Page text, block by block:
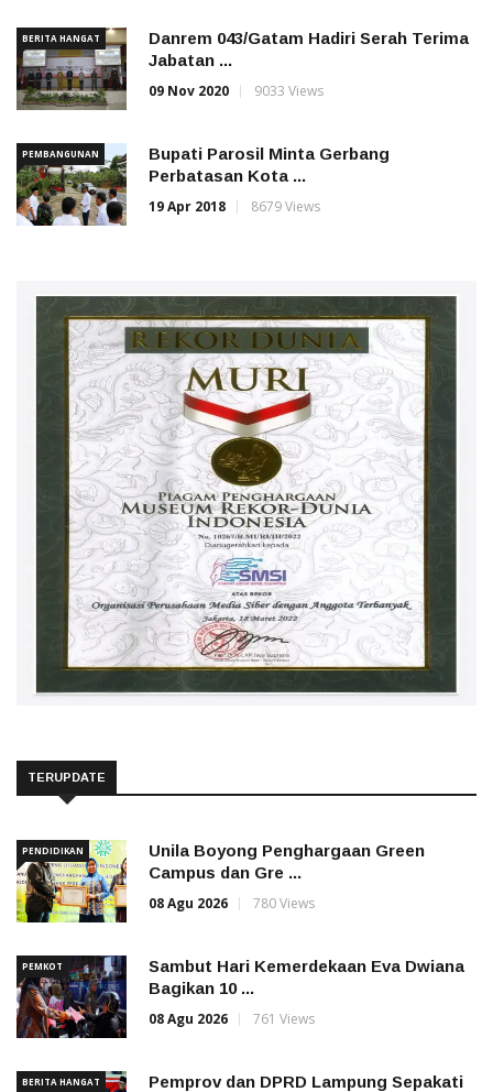
BERITA HANGAT
Danrem 043/Gatam Hadiri Serah Terima
Jabatan ...
09 Nov 2020
9033 Views
PEMBANGUNAN
Bupati Parosil Minta Gerbang
Perbatasan Kota ...
19 Apr 2018
8679 Views
TERUPDATE
PENDIDIKAN
Unila Boyong Penghargaan Green
Campus dan Gre ...
08 Agu 2026
780 Views
PEMKOT
Sambut Hari Kemerdekaan Eva Dwiana
Bagikan 10 ...
08 Agu 2026
761 Views
BERITA HANGAT
Pemprov dan DPRD Lampung Sepakati